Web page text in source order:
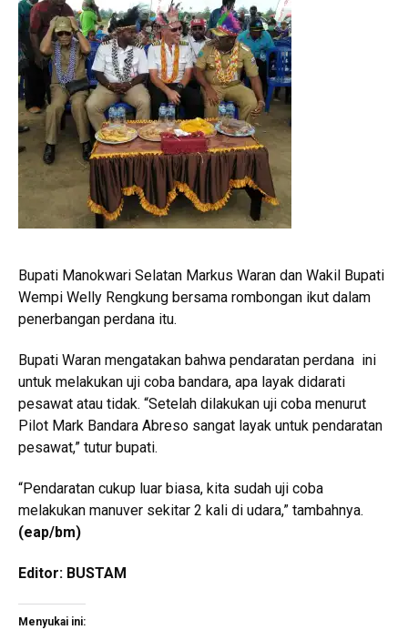
Bupati Manokwari Selatan Markus Waran dan Wakil Bupati
Wempi Welly Rengkung bersama rombongan ikut dalam
penerbangan perdana itu.
Bupati Waran mengatakan bahwa pendaratan perdana ini
untuk melakukan uji coba bandara, apa layak didarati
pesawat atau tidak. “Setelah dilakukan uji coba menurut
Pilot Mark Bandara Abreso sangat layak untuk pendaratan
pesawat,” tutur bupati.
“Pendaratan cukup luar biasa, kita sudah uji coba
melakukan manuver sekitar 2 kali di udara,” tambahnya.
(eap/bm)
Editor: BUSTAM
Menyukai ini: